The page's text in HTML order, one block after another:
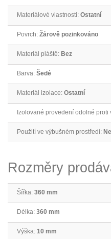
Materiálové vlastnosti: Ostatní
Povrch: Žárově pozinkováno
Materiál pláště: Bez
Barva: Šedé
Materiál izolace: Ostatní
Izolované provedení odolné proti
Použití ve výbušném prostředí: Ne
Rozměry
Šířka: 360 mm
Délka: 360 mm
Výška: 10 mm